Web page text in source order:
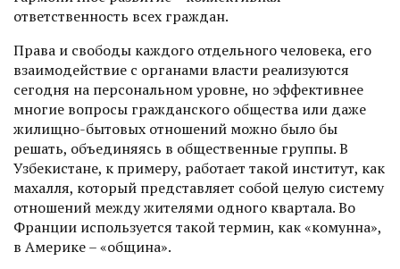
ответственность всех граждан.
Права и свободы каждого отдельного человека, его
взаимодействие с органами власти реализуются
сегодня на персональном уровне, но эффективнее
многие вопросы гражданского общества или даже
жилищно-бытовых отношений можно было бы
решать, объединяясь в общественные группы. В
Узбекистане, к примеру, работает такой институт, как
махалля, который представляет собой целую систему
отношений между жителями одного квартала. Во
Франции используется такой термин, как «комунна»,
в Америке – «община».